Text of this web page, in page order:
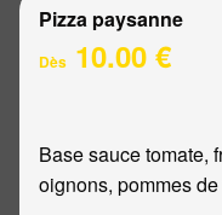
Pizza paysanne
Dès 10.00 €
Base sauce tomate,
oignons, pommes